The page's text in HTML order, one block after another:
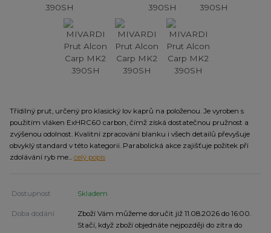
Třídílný prut, určený pro klasický lov kaprů na položenou. Je vyroben s
použitím vláken ExHRC60 carbon, čímž získá dostatečnou pružnost a
zvýšenou odolnost. Kvalitní zpracování blanku i všech detailů převyšuje
obvyklý standard v této kategorii. Parabolická akce zajišťuje požitek při
zdolávání ryb me... celý popis
Dostupnost Skladem
Doba dodání
Zboží Vám můžeme doručit již 11.08.2026 do 16:00.
Stačí, když zboží objednáte nejpozději do zítra do